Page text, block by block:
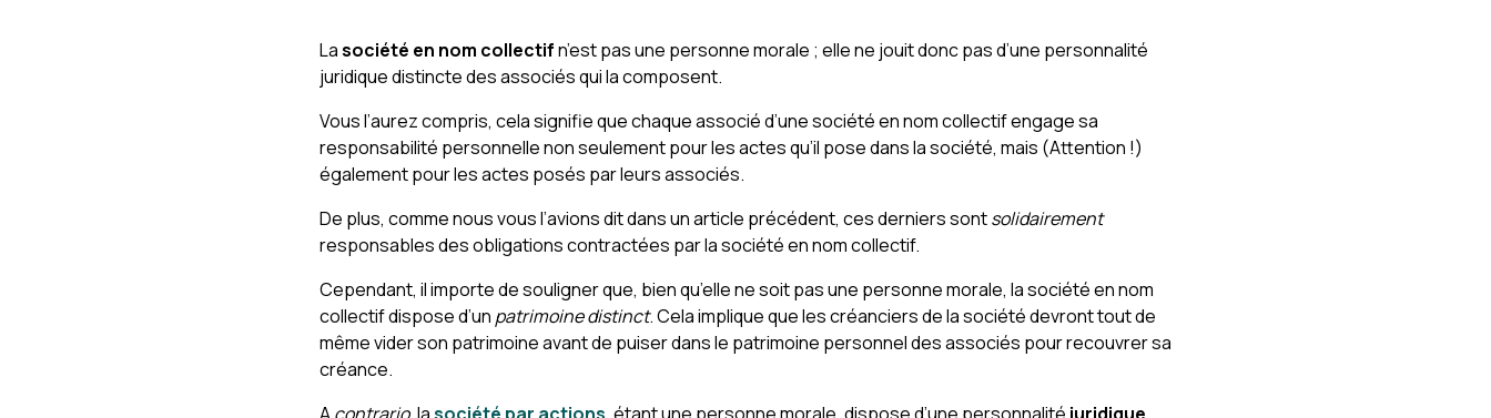
Lasociété en nom collectifn’est pas une personne morale ; elle ne jouit donc pas d’une personnalité
juridique distincte des associés qui la composent.
Vous l’aurez compris, cela signifie que chaque associé d’une société en nom collectif engage sa
responsabilité personnelle non seulement pour les actes qu’il pose dans la société, mais (Attention !)
également pour les actes posés par leurs associés.
De plus, comme nous vous l’avions dit dans un article précédent, ces derniers sontsolidairement
responsables des obligations contractées par la société en nom collectif.
Cependant, il importe de souligner que, bien qu’elle ne soit pas une personne morale, la société en nom
collectif dispose d’un patrimoine distinct. Cela implique que les créanciers de la société devront tout de
même vider son patrimoine avant de puiser dans le patrimoine personnel des associés pour recouvrer sa
créance.